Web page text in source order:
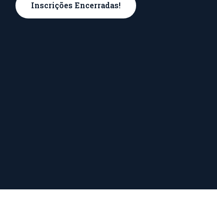
Inscrições Encerradas!